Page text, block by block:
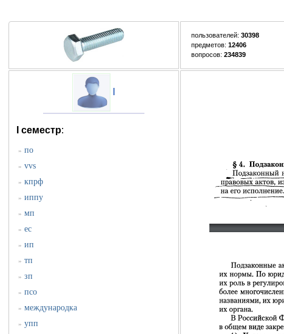
пользователей: 30398
предметов: 12406
вопросов: 234839
I семестр:
» по
» vvs
» кпрф
» иппу
» мп
» ес
» ип
» тп
» зп
» псо
» международка
» упп